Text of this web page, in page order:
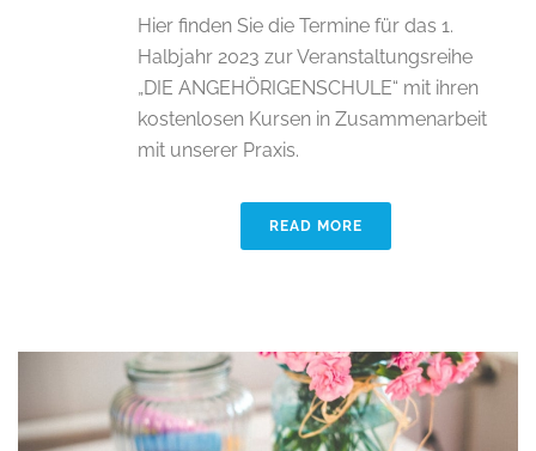
Hier finden Sie die Termine für das 1.
Halbjahr 2023 zur Veranstaltungsreihe
„DIE ANGEHÖRIGENSCHULE“ mit ihren
kostenlosen Kursen in Zusammenarbeit
mit unserer Praxis.
READ MORE